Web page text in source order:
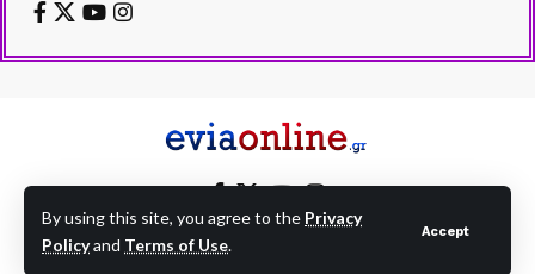
By using this site, you agree to the Privacy
Policyand Terms of Use.
Accept
EVIAONLINE © eviaonline.gr - All Rights Reserved.